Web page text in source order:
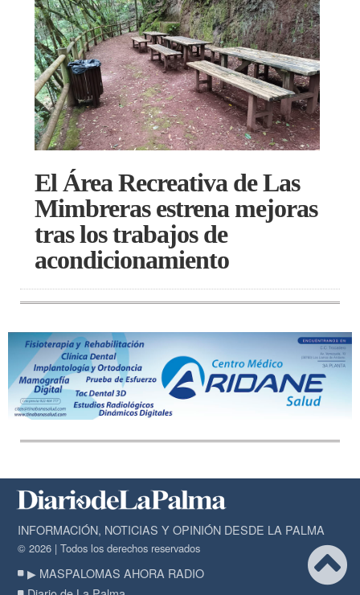
El Área Recreativa de Las
Mimbreras estrena mejoras
tras los trabajos de
acondicionamiento
INFORMACIÓN, NOTICIAS Y OPINIÓN DESDE LA PALMA
© 2026 | Todos los derechos reservados
▶ MASPALOMAS AHORA RADIO